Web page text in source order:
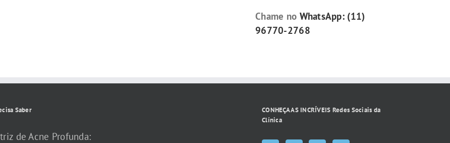
Chame no WhatsApp: (11)
96770-2768
Saber
de Acne Profunda:
CONHEÇA AS INCRÍVEIS Redes Sociais da
Clínica